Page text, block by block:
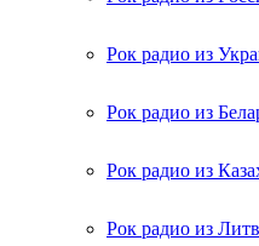
Рок радио из
Рок радио из
Рок радио из
Рок радио из